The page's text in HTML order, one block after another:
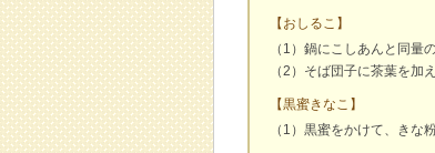
【おしるこ】
（1）鍋にこしあんと同量
（2）そば団子に茶葉を加
【黒蜜きなこ】
（1）黒蜜をかけて、きな